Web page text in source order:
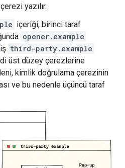
yazılır.
içeriği, birinci taraf
opener.example
third-party.example
üst düzey çerezlerine
kimlik doğrulama çerezinin
ve bu nedenle üçüncü taraf